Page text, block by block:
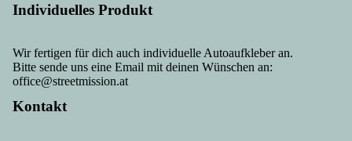
Individuelles Produkt
Wir fertigen für dich auch individuelle Autoaufkleber an.
Bitte sende uns eine Email mit deinen Wünschen an:
office@streetmission.at
Kontakt